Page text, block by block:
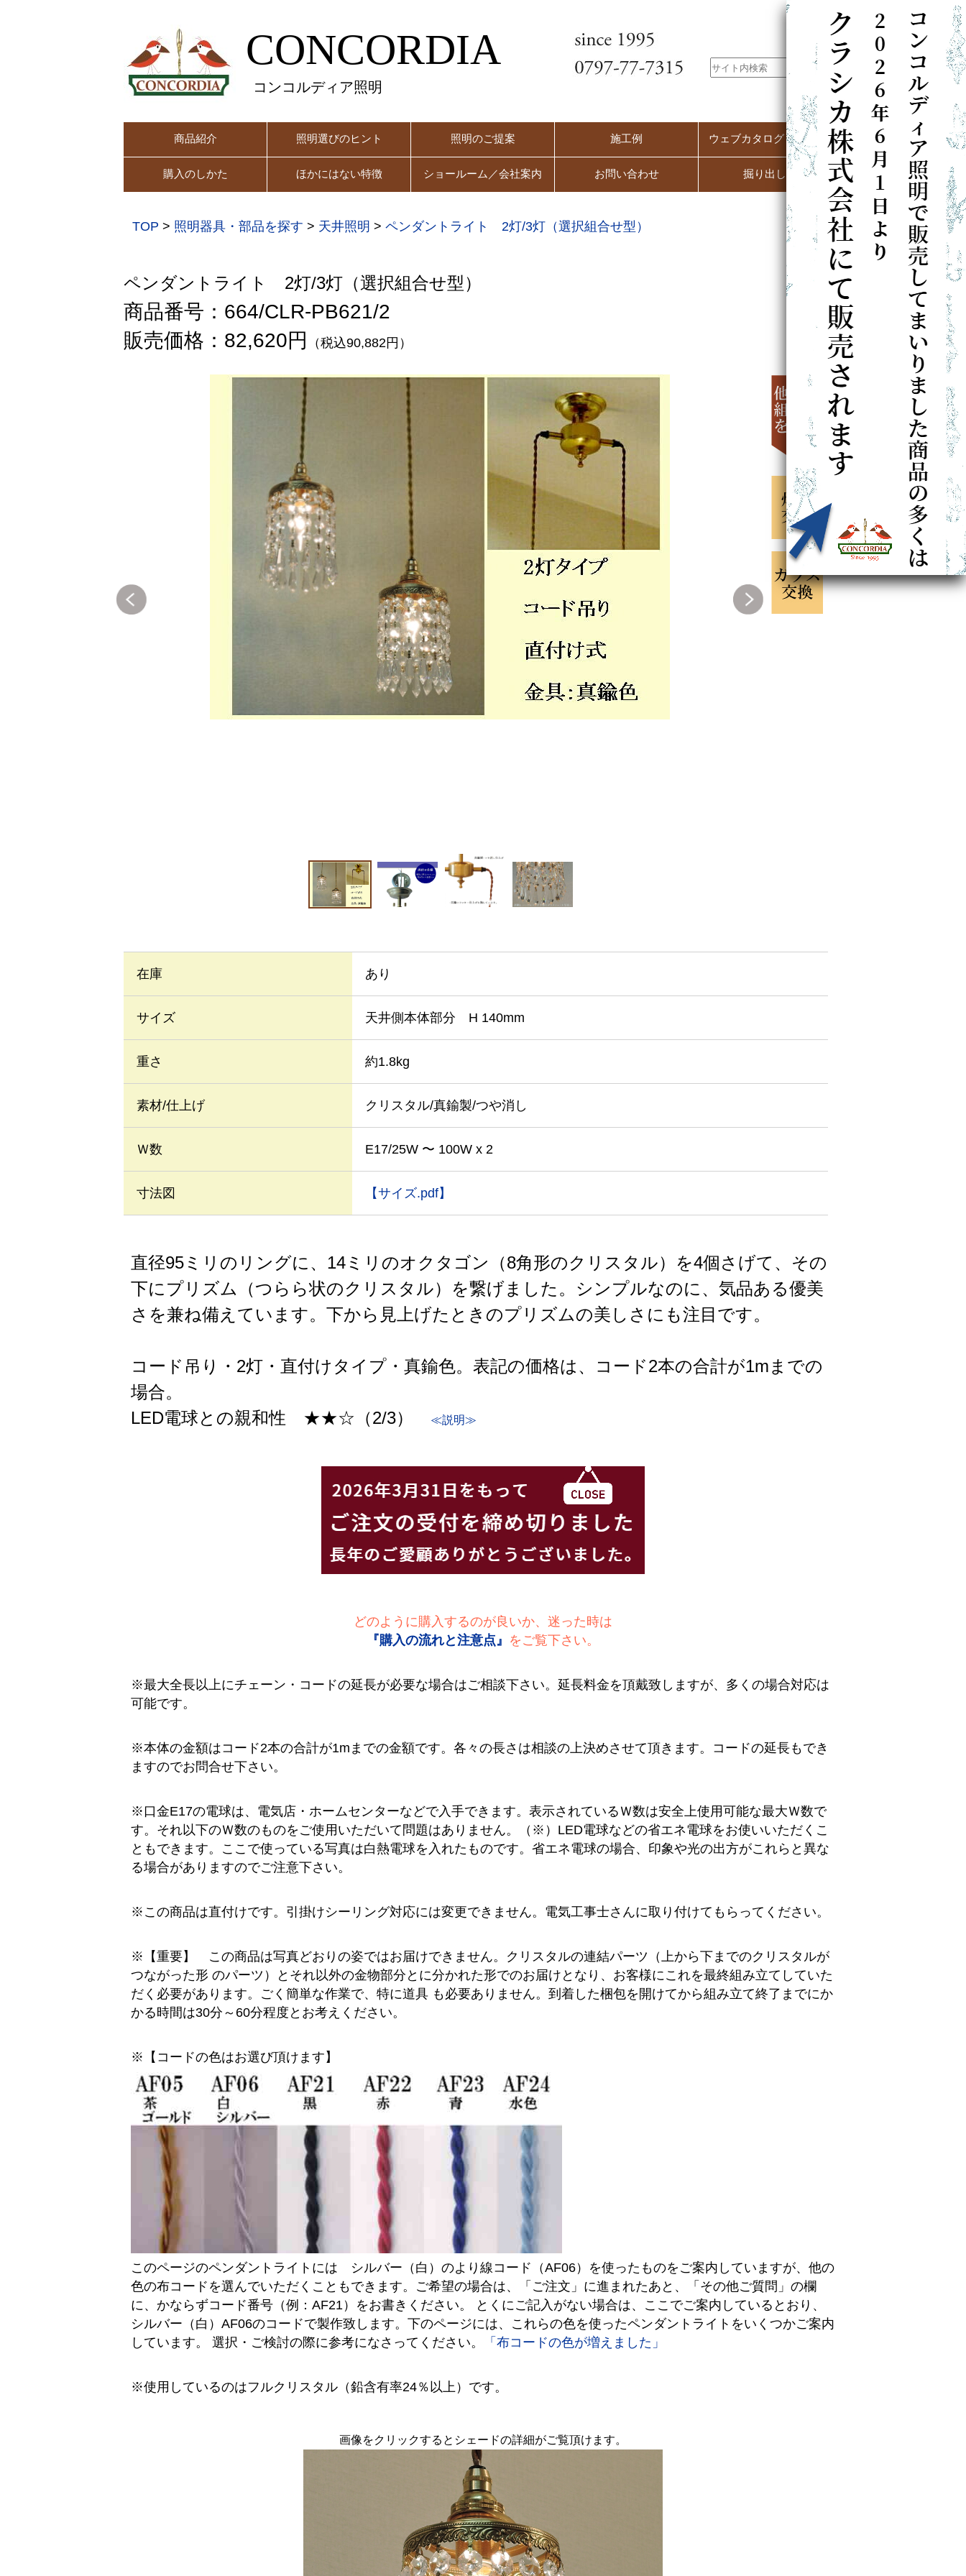
CONCORDIA
コンコルディア照明
商品紹介 照明選びのヒント 照明のご提案 施工例 ウェブカタログ（PC用）
購入のしかた ほかにはない特徴 ショールーム／会社案内 お問い合わせ 掘り出し市
TOP > 照明器具・部品を探す > 天井照明 > ペンダントライト 2灯/3灯（選択組合せ型）
ペンダントライト 2灯/3灯（選択組合せ型）
商品番号：664/CLR-PB621/2
販売価格：82,620円
（税込90,882円）
在庫 あり
サイズ 天井側本体部分 H 140mm
重さ 約1.8kg
素材/仕上げ クリスタル/真鍮製/つや消し
Ｗ数 E17/25W 〜 100W x 2
寸法図 【サイズ.pdf】
直径95ミリのリングに、14ミリのオクタゴン（8角形のクリスタル）を4個さげて、その
下にプリズム（つらら状のクリスタル）を繋げました。シンプルなのに、気品ある優美
さを兼ね備えています。下から見上げたときのプリズムの美しさにも注目です。
コード吊り・2灯・直付けタイプ・真鍮色。表記の価格は、コード2本の合計が1mまでの
場合。
LED電球との親和性 ★★☆（2/3）
≪説明≫
どのように購入するのが良いか、迷った時は
『購入の流れと注意点』 をご覧下さい。
※最大全長以上にチェーン・コードの延長が必要な場合はご相談下さい。延長料金を頂戴致しますが、多くの場合対応は
可能です。
※本体の金額はコード2本の合計が1mまでの金額です。各々の長さは相談の上決めさせて頂きます。コードの延長もでき
ますのでお問合せ下さい。
※口金E17の電球は、電気店・ホームセンターなどで入手できます。表示されているＷ数は安全上使用可能な最大Ｗ数で
す。それ以下のＷ数のものをご使用いただいて問題はありません。（※）LED電球などの省エネ電球をお使いいただくこ
ともできます。ここで使っている写真は白熱電球を入れたものです。省エネ電球の場合、印象や光の出方がこれらと異な
る場合がありますのでご注意下さい。
※この商品は直付けです。引掛けシーリング対応には変更できません。電気工事士さんに取り付けてもらってください。
※【重要】 この商品は写真どおりの姿ではお届けできません。クリスタルの連結パーツ（上から下までのクリスタルが
つながった形 のパーツ）とそれ以外の金物部分とに分かれた形でのお届けとなり、お客様にこれを最終組み立てしていた
だく必要があります。ごく簡単な作業で、特に道具 も必要ありません。到着した梱包を開けてから組み立て終了までにか
かる時間は30分～60分程度とお考えください。
※【コードの色はお選び頂けます】
このページのペンダントライトには シルバー（白）のより線コード（AF06）を使ったものをご案内していますが、他の
色の布コードを選んでいただくこともできます。ご希望の場合は、「ご注文」に進まれたあと、「その他ご質問」の欄
に、かならずコード番号（例：AF21）をお書きください。 とくにご記入がない場合は、ここでご案内しているとおり、
シルバー（白）AF06のコードで製作致します。下のページには、これらの色を使ったペンダントライトをいくつかご案内
しています。 選択・ご検討の際に参考になさってください。
「布コードの色が増えました」
※使用しているのはフルクリスタル（鉛含有率24％以上）です。
画像をクリックするとシェードの詳細がご覧頂けます。